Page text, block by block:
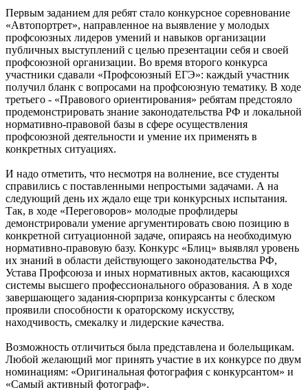
Первым заданием для ребят стало конкурсное соревнование
«Автопортрет», направленное на выявление у молодых
профсоюзных лидеров умений и навыков организации
публичных выступлений с целью презентации себя и своей
профсоюзной организации. Во время второго конкурса
участники сдавали «Профсоюзный ЕГЭ»: каждый участник
получил бланк с вопросами на профсоюзную тематику. В ходе
третьего - «Правового ориентирования» ребятам предстояло
продемонстрировать знание законодательства РФ и локальной
нормативно-правовой базы в сфере осуществления
профсоюзной деятельности и умение их применять в
конкретных ситуациях.
И надо отметить, что несмотря на волнение, все студенты
справились с поставленными непростыми задачами. А на
следующий день их ждало еще три конкурсных испытания.
Так, в ходе «Переговоров» молодые профлидеры
демонстрировали умение аргументировать свою позицию в
конкретной ситуационной задаче, опираясь на необходимую
нормативно-правовую базу. Конкурс «Блиц» выявлял уровень
их знаний в области действующего законодательства РФ,
Устава Профсоюза и иных нормативных актов, касающихся
системы высшего профессионального образования. А в ходе
завершающего задания-сюрприза конкурсанты с блеском
проявили способности к ораторскому искусству,
находчивость, смекалку и лидерские качества.
Возможность отличиться была представлена и болельщикам.
Любой желающий мог принять участие в их конкурсе по двум
номинациям: «Оригинальная фотография с конкурсантом» и
«Самый активный фотограф».